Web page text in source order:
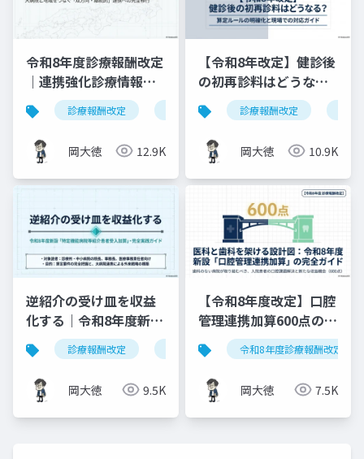
令和8年度診療報酬改定
｜連携強化診療情報提
供料の見直しを図解で
解説
診療報酬改定 連携強化診療情報提供料 令和8年度
岡大徳 12.9K
【令和8年改定】健診後
の初再診料はどうな
る？算定ルールの明確
化と現場での対応ガイ
ド
診療報酬改定
岡大徳 10.9K
逆紹介の受け皿を収益
化する｜令和8年度新設
「特定機能病院等紹介
患者受入加算」完全実
践ガイド
診療報酬改定 特定機能病院等紹介患者受入加算
岡大徳 9.5K
【令和8年度改定】口腔
管理連携加算600点の算
定要件・施設基準まと
め
令和8年度診療報酬改定
岡大徳 7.5K